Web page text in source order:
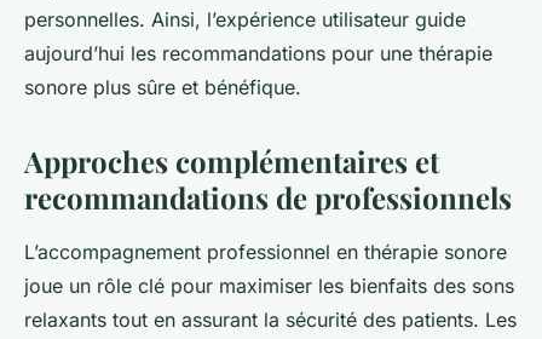
personnelles. Ainsi, l’expérience utilisateur guide
aujourd’hui les recommandations pour une thérapie
sonore plus sûre et bénéfique.
Approches complémentaires et
recommandations de professionnels
L’accompagnement professionnel en thérapie sonore
joue un rôle clé pour maximiser les bienfaits des sons
relaxants tout en assurant la sécurité des patients. Les